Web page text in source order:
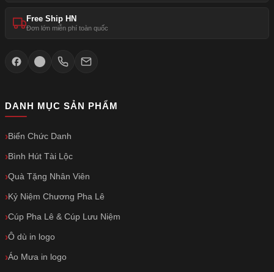
Free Ship HN
Đơn lớn miễn phí toàn quốc
DANH MỤC SẢN PHẨM
Biển Chức Danh
Bình Hút Tài Lộc
Quà Tặng Nhân Viên
Kỷ Niệm Chương Pha Lê
Cúp Pha Lê & Cúp Lưu Niệm
Ô dù in logo
Áo Mưa in logo